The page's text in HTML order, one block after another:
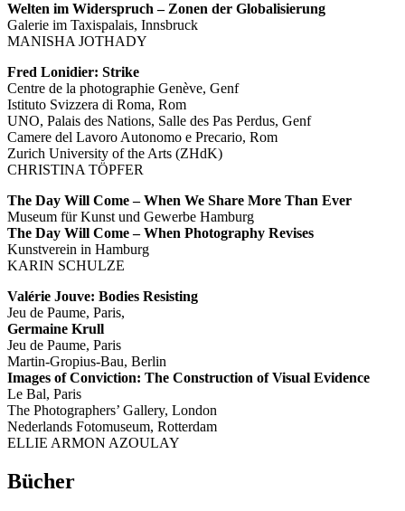
Welten im Widerspruch – Zonen der Globalisierung
Galerie im Taxispalais, Innsbruck
MANISHA JOTHADY
Fred Lonidier: Strike
Centre de la photographie Genève, Genf
Istituto Svizzera di Roma, Rom
UNO, Palais des Nations, Salle des Pas Perdus, Genf
Camere del Lavoro Autonomo e Precario, Rom
Zurich University of the Arts (ZHdK)
CHRISTINA TÖPFER
The Day Will Come – When We Share More Than Ever
Museum für Kunst und Gewerbe Hamburg
The Day Will Come – When Photography Revises
Kunstverein in Hamburg
KARIN SCHULZE
Valérie Jouve: Bodies Resisting
Jeu de Paume, Paris,
Germaine Krull
Jeu de Paume, Paris
Martin-Gropius-Bau, Berlin
Images of Conviction: The Construction of Visual Evidence
Le Bal, Paris
The Photographers’ Gallery, London
Nederlands Fotomuseum, Rotterdam
ELLIE ARMON AZOULAY
Bücher